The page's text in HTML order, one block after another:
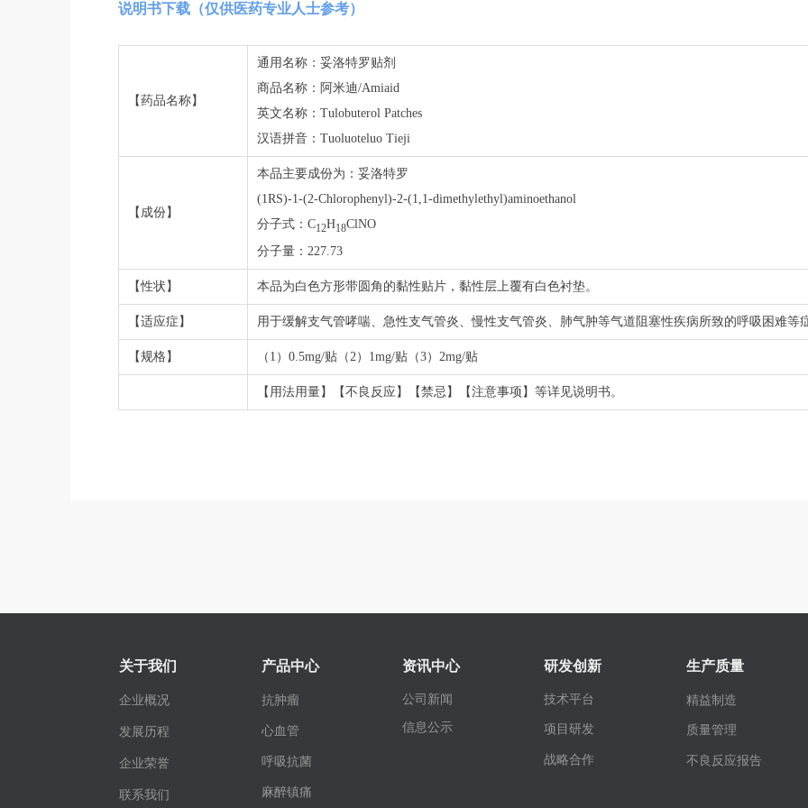
说明书下载（仅供医药专业人士参考）
【药品名称】
通用名称：妥洛特罗贴剂
商品名称：阿米迪/Amiaid
英文名称：Tulobuterol Patches
汉语拼音：Tuoluoteluo Tieji
【成份】
本品主要成份为：妥洛特罗
(1RS)-1-(2-Chlorophenyl)-2-(1,1-dimethylethyl)aminoethanol
分子式：C12H18ClNO
分子量：227.73
【性状】 本品为白色方形带圆角的黏性贴片，黏性层上覆有白色衬垫。
【适应症】 用于缓解支气管哮喘、急性支气管炎、慢性支气管炎、肺气肿等气道阻塞性疾病所致的呼吸困难等
【规格】 （1）0.5mg/贴（2）1mg/贴（3）2mg/贴
【用法用量】【不良反应】【禁忌】【注意事项】等详见说明书。
关于我们
企业概况
发展历程
企业荣誉
联系我们
产品中心
抗肿瘤
心血管
呼吸抗菌
麻醉镇痛
资讯中心
公司新闻
信息公示
研发创新
技术平台
项目研发
战略合作
生产质量
精益制造
质量管理
不良反应报告